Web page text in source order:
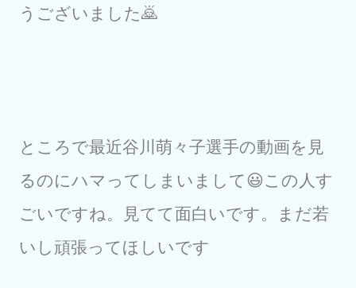
うございました🙇
ところで最近谷川萌々子選手の動画を見
るのにハマってしまいまして😃この人す
ごいですね。見てて面白いです。まだ若
いし頑張ってほしいです